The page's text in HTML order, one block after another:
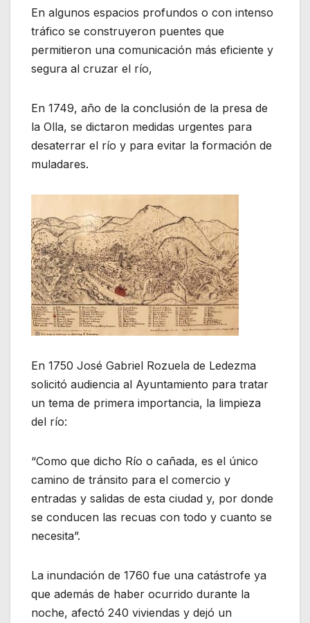
En algunos espacios profundos o con intenso
tráfico se construyeron puentes que
permitieron una comunicación más eficiente y
segura al cruzar el río,
En 1749, año de la conclusión de la presa de
la Olla, se dictaron medidas urgentes para
desaterrar el río y para evitar la formación de
muladares.
En 1750 José Gabriel Rozuela de Ledezma
solicitó audiencia al Ayuntamiento para tratar
un tema de primera importancia, la limpieza
del río:
“Como que dicho Río o cañada, es el único
camino de tránsito para el comercio y
entradas y salidas de esta ciudad y, por donde
se conducen las recuas con todo y cuanto se
necesita”.
La inundación de 1760 fue una catástrofe ya
que además de haber ocurrido durante la
noche, afectó 240 viviendas y dejó un